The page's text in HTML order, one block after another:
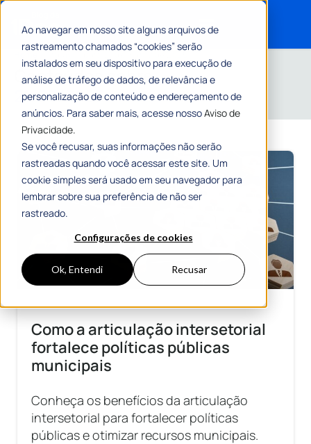
Ao navegar em nosso site alguns arquivos de
rastreamento chamados “cookies” serão
instalados em seu dispositivo para execução de
análise de tráfego de dados, de relevância e
personalização de conteúdo e endereçamento de
anúncios. Para saber mais, acesse nossoAviso de
Privacidade.
Se você recusar, suas informações não serão
rastreadas quando você acessar este site. Um
cookie simples será usado em seu navegador para
lembrar sobre sua preferência de não ser
rastreado.
Configurações de cookies
Ok, Entendi Recusar
Home »Arquivos para 21 de março de 2025
Conteúdos sobre
21/03/2025
Como a articulação intersetorial
fortalece políticas públicas
municipais
Conheça os benefícios da articulação
intersetorial para fortalecer políticas
públicas e otimizar recursos municipais.